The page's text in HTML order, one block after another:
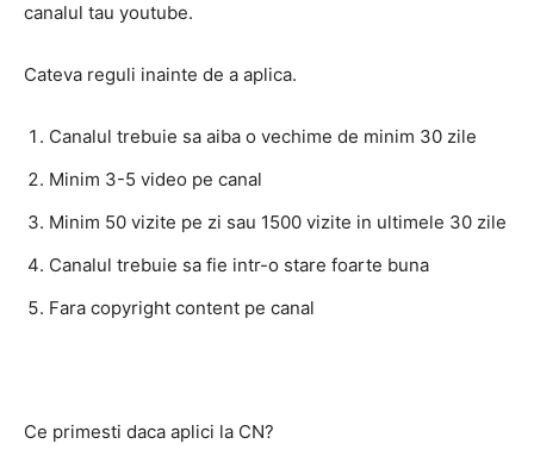
canalul tau youtube.
Cateva reguli inainte de a aplica.
Canalul trebuie sa aiba o vechime de minim 30 zile
Minim 3-5 video pe canal
Minim 50 vizite pe zi sau 1500 vizite in ultimele 30 zile
Canalul trebuie sa fie intr-o stare foarte buna
Fara copyright content pe canal
Ce primesti daca aplici la CN?